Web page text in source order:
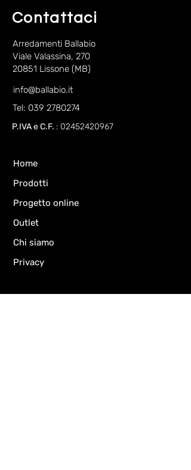
Contattaci
Arredamenti Ballabio
Viale Valassina, 270
20851 Lissone (MB)
info@ballabio.it
Tel: 039 2780274
P.IVA e C.F. : 02452420967
Home
Prodotti
Progetto online
Outlet
Chi siamo
Privacy